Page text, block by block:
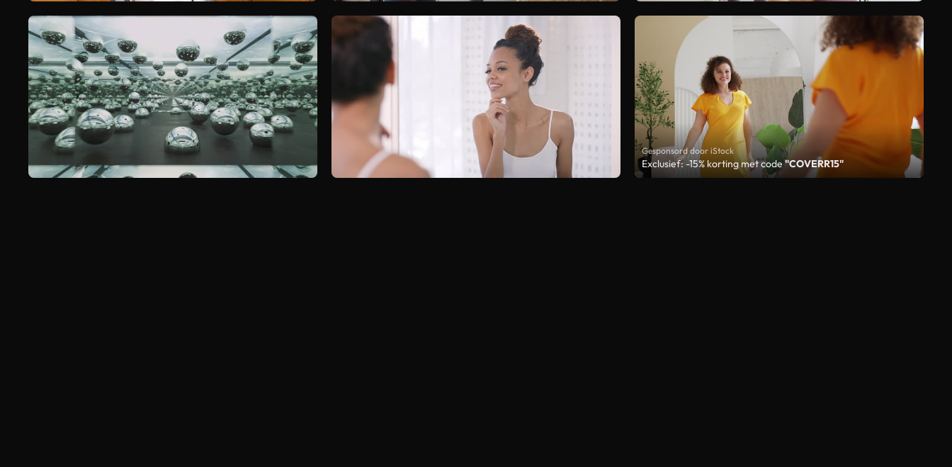
Gesponsord door iStock
Exclusief: -15% korting met code "COVERR15"